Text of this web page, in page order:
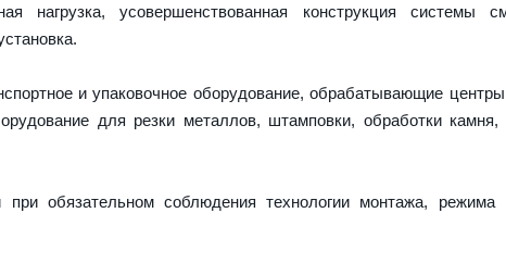
нагрузка, усовершенствованная конструкция системы
и упаковочное оборудование, обрабатывающие
для резки металлов, штамповки, обработки камня,
обязательном соблюдения технологии монтажа, режима